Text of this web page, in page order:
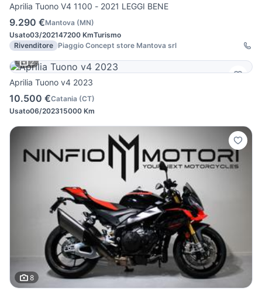
Aprilia Tuono V4 1100 - 2021 LEGGI BENE
9.290 €Mantova (MN)
Usato03/202147200 KmTurismo
Rivenditore Piaggio Concept store Mantova srl
2
Aprilia Tuono v4 2023
10.500 €Catania (CT)
Usato06/202315000 Km
8